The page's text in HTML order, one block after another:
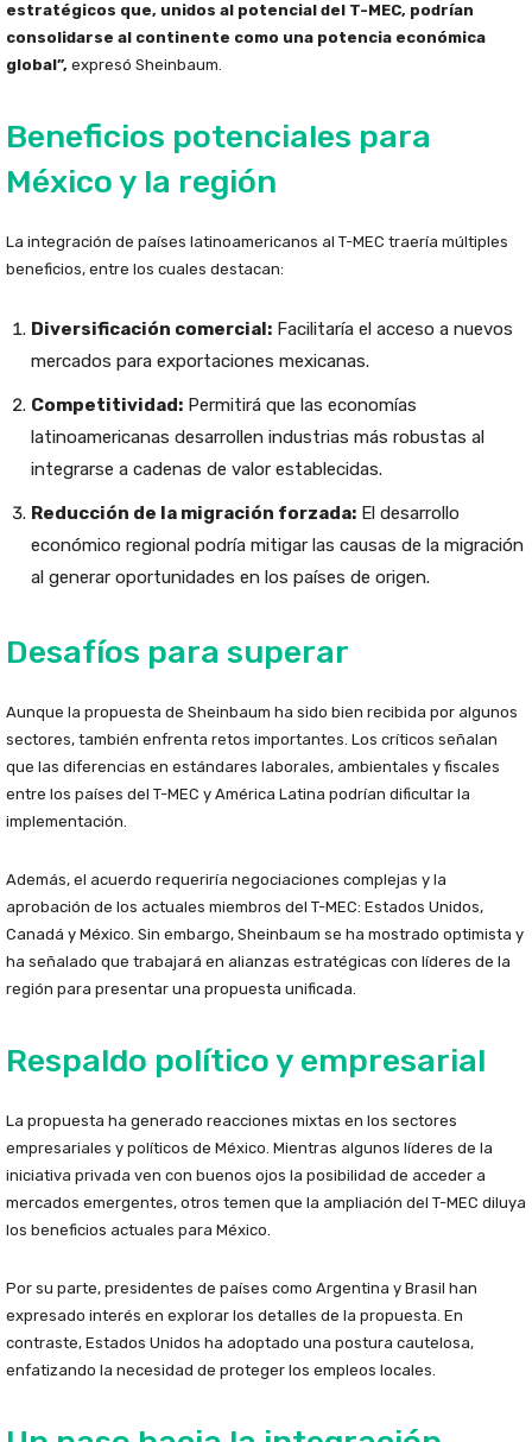
estratégicos que, unidos al potencial del T-MEC, podrían
consolidarse al continente como una potencia económica
global”, expresó Sheinbaum.
Beneficios potenciales para
México y la región
La integración de países latinoamericanos al T-MEC traería múltiples
beneficios, entre los cuales destacan:
Diversificación comercial: Facilitaría el acceso a nuevos
mercados para exportaciones mexicanas.
Competitividad: Permitirá que las economías
latinoamericanas desarrollen industrias más robustas al
integrarse a cadenas de valor establecidas.
Reducción de la migración forzada: El desarrollo
económico regional podría mitigar las causas de la migración
al generar oportunidades en los países de origen.
Desafíos para superar
Aunque la propuesta de Sheinbaum ha sido bien recibida por algunos
sectores, también enfrenta retos importantes. Los críticos señalan
que las diferencias en estándares laborales, ambientales y fiscales
entre los países del T-MEC y América Latina podrían dificultar la
implementación.
Además, el acuerdo requeriría negociaciones complejas y la
aprobación de los actuales miembros del T-MEC: Estados Unidos,
Canadá y México. Sin embargo, Sheinbaum se ha mostrado optimista y
ha señalado que trabajará en alianzas estratégicas con líderes de la
región para presentar una propuesta unificada.
Respaldo político y empresarial
La propuesta ha generado reacciones mixtas en los sectores
empresariales y políticos de México. Mientras algunos líderes de la
iniciativa privada ven con buenos ojos la posibilidad de acceder a
mercados emergentes, otros temen que la ampliación del T-MEC diluya
los beneficios actuales para México.
Por su parte, presidentes de países como Argentina y Brasil han
expresado interés en explorar los detalles de la propuesta. En
contraste, Estados Unidos ha adoptado una postura cautelosa,
enfatizando la necesidad de proteger los empleos locales.